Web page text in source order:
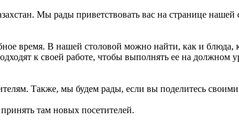
Мы рады приветствовать вас на странице
время. В нашей столовой можно найти, как и блюда,
к своей работе, чтобы выполнять ее на должном
Также, мы будем рады, если вы поделитесь
там новых посетителей.